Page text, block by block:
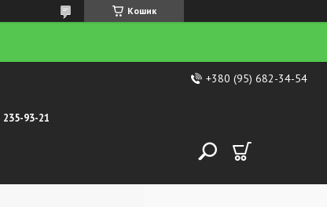
Кошик
+380 (95) 682-34-54
235-93-21